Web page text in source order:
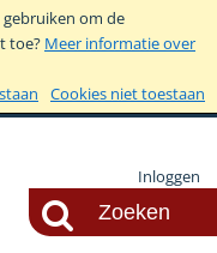
om de
toe? Meer informatie over
Cookies niet toestaan
Inloggen